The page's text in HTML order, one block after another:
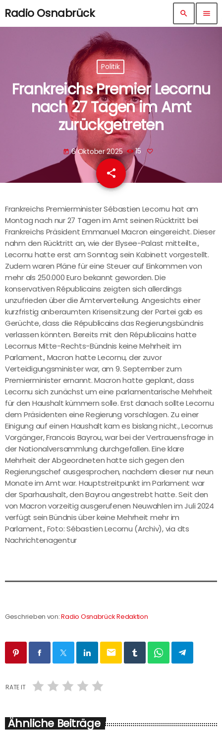
Radio Osnabrück search menu
Politik
Frankreichs Premier Lecornu
nach 27 Tagen im Amt
zurückgetreten
today 6 Oktober 2025 15
share
email
Frankreichs Premierminister Sébastien Lecornu hat am
Montag nach nur 27 Tagen im Amt seinen Rücktritt bei
Frankreichs Präsident Emmanuel Macron eingereicht. Dieser
nahm den Rücktritt an, wie der Elysee-Palast mitteilte.,
Lecornu hatte erst am Sonntag sein Kabinett vorgestellt.
Zudem waren Pläne für eine Steuer auf Einkommen von
mehr als 250.000 Euro bekannt geworden. Die
konservativen Républicains zeigten sich allerdings
unzufrieden über die Ämterverteilung. Angesichts einer
kurzfristig anberaumten Krisensitzung der Partei gab es
Gerüchte, dass die Républicains das Regierungsbündnis
verlassen könnten. Bereits mit den Républicains hatte
Lecornus Mitte-Rechts-Bündnis keine Mehrheit im
Parlament., Macron hatte Lecornu, der zuvor
Verteidigungsminister war, am 9. September zum
Premierminister ernannt. Macron hatte geplant, dass
Lecornu sich zunächst um eine parlamentarische Mehrheit
für den Haushalt kümmern solle. Erst danach sollte Lecornu
dem Präsidenten eine Regierung vorschlagen. Zu einer
Einigung auf einen Haushalt kam es bislang nicht., Lecornus
Vorgänger, Francois Bayrou, war bei der Vertrauensfrage in
der Nationalversammlung durchgefallen. Eine klare
Mehrheit der Abgeordneten hatte sich gegen den
Regierungschef ausgesprochen, nachdem dieser nur neun
Monate im Amt war. Hauptstreitpunkt im Parlament war
der Sparhaushalt, den Bayrou angestrebt hatte. Seit den
von Macron vorzeitig ausgerufenen Neuwahlen im Juli 2024
verfügt sein Bündnis über keine Mehrheit mehr im
Parlament., Foto: Sébastien Lecornu (Archiv), via dts
Nachrichtenagentur
Geschrieben von:Radio Osnabrück Redaktion
email
RATE IT
Ähnliche Beiträge